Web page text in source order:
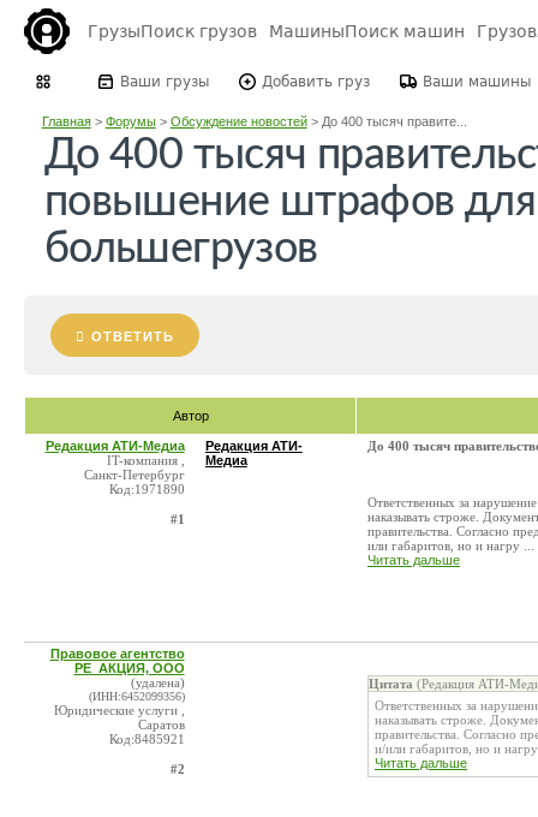
ГрузыПоиск грузов МашиныПоиск машин
Ваши грузы Добавить груз Ваши машины
Главная> Форумы> Обсуждение новостей> До 400 тысяч правите...
До 400 тысяч
повышение штрафов для
большегрузов
ОТВЕТИТЬ
Автор
Редакция АТИ-Медиа
IT-компания ,
Санкт-Петербург
Код:1971890
#1
Редакция АТИ-
Медиа
До 400 тысяч
Ответственных за
наказывать строже.
правительства. Согласно
или габаритов, но и нагру ...
Читать дальше
Правовое агентство
РЕ_АКЦИЯ, ООО
(удалена)
(ИНН:6452099356)
Юридические услуги ,
Саратов
Код:8485921
#2
Цитата (Редакция АТИ-
Ответственных за
наказывать строже.
правительства. Согласно
и/или габаритов, но и
Читать дальше